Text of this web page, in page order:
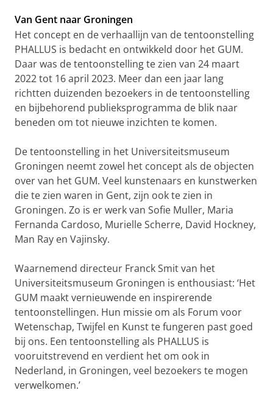
Van Gent naar Groningen
Het concept en de verhaallijn van de tentoonstelling
PHALLUS is bedacht en ontwikkeld door het GUM.
Daar was de tentoonstelling te zien van 24 maart
2022 tot 16 april 2023. Meer dan een jaar lang
richtten duizenden bezoekers in de tentoonstelling
en bijbehorend publieksprogramma de blik naar
beneden om tot nieuwe inzichten te komen.
De tentoonstelling in het Universiteitsmuseum
Groningen neemt zowel het concept als de objecten
over van het GUM. Veel kunstenaars en kunstwerken
die te zien waren in Gent, zijn ook te zien in
Groningen. Zo is er werk van Sofie Muller, Maria
Fernanda Cardoso, Murielle Scherre, David Hockney,
Man Ray en Vajinsky.
Waarnemend directeur Franck Smit van het
Universiteitsmuseum Groningen is enthousiast: ‘Het
GUM maakt vernieuwende en inspirerende
tentoonstellingen. Hun missie om als Forum voor
Wetenschap, Twijfel en Kunst te fungeren past goed
bij ons. Een tentoonstelling als PHALLUS is
vooruitstrevend en verdient het om ook in
Nederland, in Groningen, veel bezoekers te mogen
verwelkomen.’